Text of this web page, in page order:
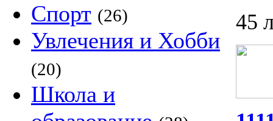
Спорт (26)
Увлечения и Хобби
(20)
Школа и
45